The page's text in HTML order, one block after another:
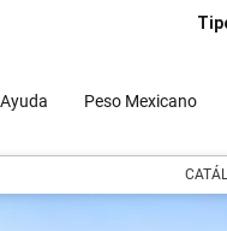
Ayuda Peso Mexicano